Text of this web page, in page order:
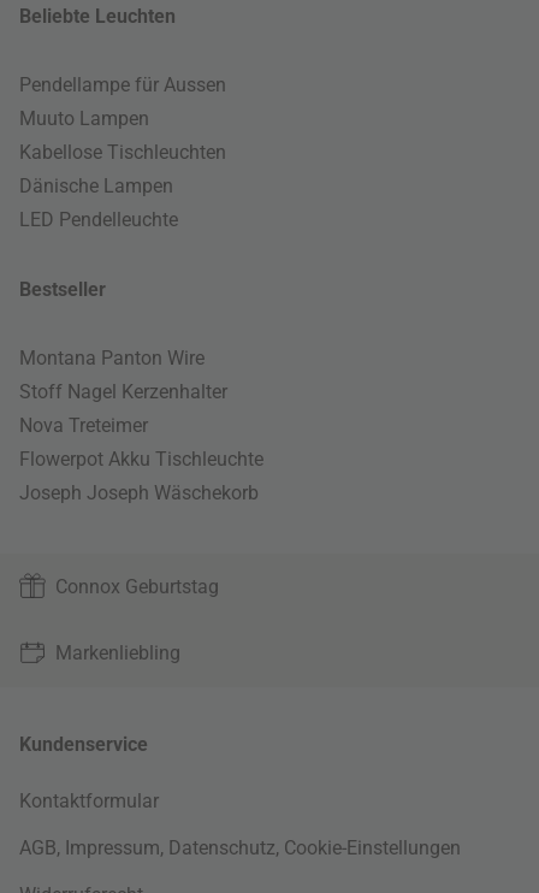
Beliebte Leuchten
Pendellampe für Aussen
Muuto Lampen
Kabellose Tischleuchten
Dänische Lampen
LED Pendelleuchte
Bestseller
Montana Panton Wire
Stoff Nagel Kerzenhalter
Nova Treteimer
Flowerpot Akku Tischleuchte
Joseph Joseph Wäschekorb
Connox Geburtstag
Markenliebling
Kundenservice
Kontaktformular
AGB, Impressum, Datenschutz, Cookie-Einstellungen